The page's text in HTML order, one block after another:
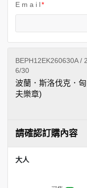
E m a i l
BEPH12EK260630A /
6/30
波蘭．斯洛伐克．
夫樂章)
請確認訂購內容
大人